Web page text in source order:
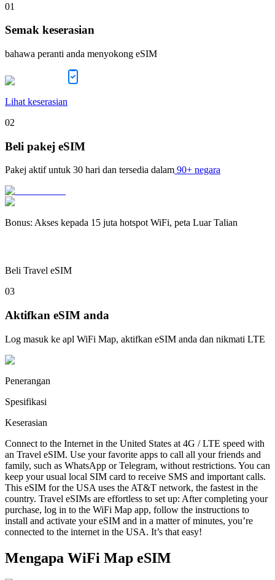
01
Semak keserasian
bahawa peranti anda menyokong eSIM
Lihat keserasian
02
Beli pakej eSIM
Pakej aktif untuk 30 hari dan tersedia dalam 90+ negara
Bonus: Akses kepada 15 juta hotspot WiFi, peta Luar Talian
Beli Travel eSIM
03
Aktifkan eSIM anda
Log masuk ke apl WiFi Map, aktifkan eSIM anda dan nikmati LTE
Penerangan
Spesifikasi
Keserasian
Connect to the Internet in the United States at 4G / LTE speed with
an Travel eSIM. Use your favorite apps to call all your friends and
family, such as WhatsApp or Telegram, without restrictions. You can
keep your usual local SIM card to receive SMS and important calls.
This eSIM for the USA uses the AT&T network, the fastest in the
country. Travel eSIMs are effortless to set up: After completing your
purchase, log in to the WiFi Map app, follow the instructions to
install and activate your eSIM and in a matter of minutes, you’re
connected to the internet in the USA. It’s that easy!
Mengapa WiFi Map eSIM